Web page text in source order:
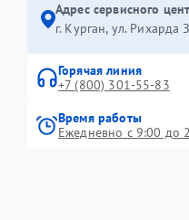
Адрес сервисного
г. Курган, ул. Рихарда
Горячая линия
+7 (800) 301-55-83
Время работы
Ежедневно с 9:00 до